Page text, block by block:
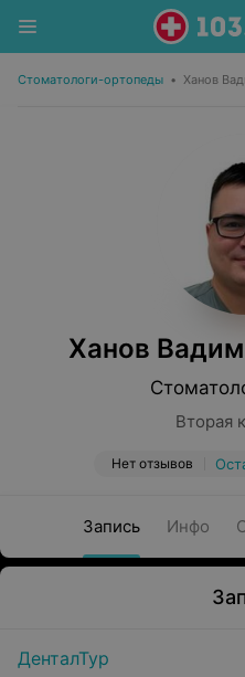
Стоматологи-ортопеды • Ханов
Ханов
Вторая
Нет отзывов
Запись Инфо
ДенталТур